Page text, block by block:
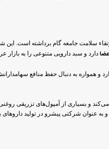
سلامت جامعه گام برداشته است. این
دارد و سبد دارویی متنوعی را به بازار
و همواره به دنبال حفظ منافع
می‌کند و بسیاری از آمپول‌های